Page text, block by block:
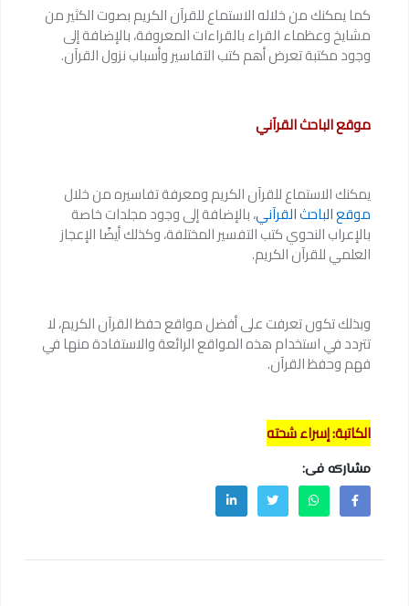
كما يمكنك من خلاله الاستماع للقرآن الكريم بصوت الكثير من
مشايخ وعظماء القراء بالقراءات المعروفة، بالإضافة إلى
وجود مكتبة تعرض أهم كتب التفاسير وأسباب نزول القرآن.
موقع الباحث القرآني
يمكنك الاستماع للقرآن الكريم ومعرفة تفاسيره من خلال
موقع الباحث القرآني، بالإضافة إلى وجود مجلدات خاصة
بالإعراب النحوي كتب التفسير المختلفة، وكذلك أيضًا الإعجاز
العلمي للقرآن الكريم.
وبذلك تكون تعرفت على أفضل مواقع حفظ القرآن الكريم، لا
تتردد في استخدام هذه المواقع الرائعة والاستفادة منها في
فهم وحفظ القرآن.
الكاتبة: إسراء شحته
مشاركه فى: